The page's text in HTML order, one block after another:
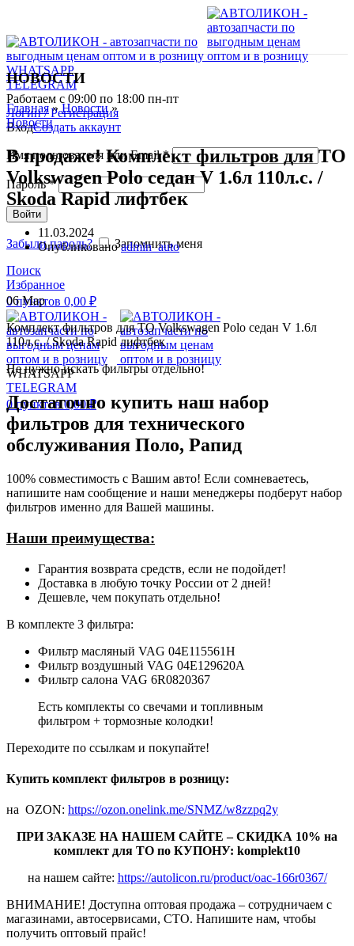
WHATSAPP
TELEGRAM
Работаем с 09:00 по 18:00 пн-пт
Логин / Регистрация
ВходСоздать аккаунт
Имя пользователя или Email*
Пароль*
Войти
Забыли пароль?
Запомнить меня
Поиск
Избранное
0пунктов 0,00 ₽
WHATSAPP
TELEGRAM
0пунктов 0,00₽
НОВОСТИ
Главная»Новости»
Новости
В продаже! Комплект фильтров для ТО
Volkswagen Polo седан V 1.6л 110л.с. /
Skoda Rapid лифтбек
11.03.2024
Опубликованоadmin_auto
06Мар
Комплект фильтров для ТО Volkswagen Polo седан V 1.6л
110л.с. / Skoda Rapid лифтбек
Не нужно искать фильтры отдельно!
Достаточно купить наш набор
фильтров для технического
обслуживания Поло, Рапид
100% совместимость с Вашим авто! Если сомневаетесь,
напишите нам сообщение и наши менеджеры подберут набор
фильтров именно для Вашей машины.
Наши преимущества:
Гарантия возврата средств, если не подойдет!
Доставка в любую точку России от 2 дней!
Дешевле, чем покупать отдельно!
В комплекте 3 фильтра:
Фильтр масляный VAG 04E115561H
Фильтр воздушный VAG 04E129620A
Фильтр салона VAG 6R0820367
Есть комплекты со свечами и топливным
фильтром + тормозные колодки!
Переходите по ссылкам и покупайте!
Купить комплект фильтров в розницу:
на OZON: https://ozon.onelink.me/SNMZ/w8zzpq2y
ПРИ ЗАКАЗЕ НА НАШЕМ САЙТЕ – СКИДКА 10% на
комплект для ТО по КУПОНУ: komplekt10
на нашем сайте: https://autolicon.ru/product/oac-166r0367/
ВНИМАНИЕ! Доступна оптовая продажа – сотрудничаем с
магазинами, автосервисами, СТО. Напишите нам, чтобы
получить оптовый прайс!